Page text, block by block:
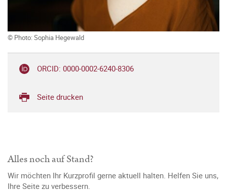
© Photo: Sophia Hegewald
ORCID: 0000-0002-6240-8306
Seite drucken
Alles noch auf Stand?
Wir möchten Ihr Kurzprofil gerne aktuell halten. Helfen Sie uns,
Ihre Seite zu verbessern.